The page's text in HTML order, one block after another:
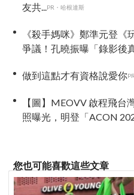
友共...
PR・哈根達斯
《殺手媽咪》鄭準元登《
爭議！孔曉振曝「錄影後
做到這點才有資格說愛你
【圖】MEOVV 啟程飛台
照曝光，明登「ACON
您也可能喜歡這些文章